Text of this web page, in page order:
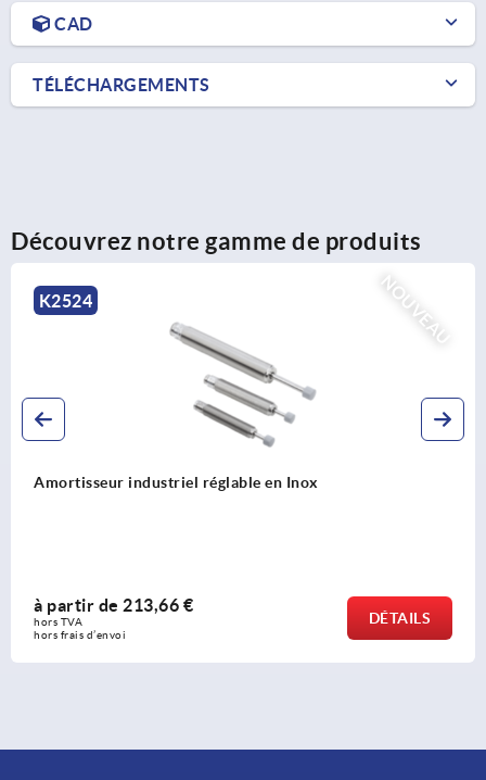
CAD
TÉLÉCHARGEMENTS
Découvrez notre gamme de produits
K2526
Brides de montage en Inox
à partir de47,21 €
hors TVA
hors frais d’envoi
DÉTAILS